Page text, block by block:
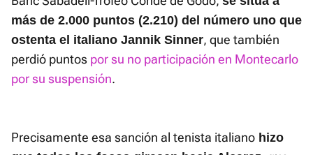
más de 2.000 puntos (2.210) del número uno que
ostenta el italiano Jannik Sinner, que también
perdió puntos por su no participación en Montecarlo
por su suspensión.
Precisamente esa sanción al tenista italiano hizo